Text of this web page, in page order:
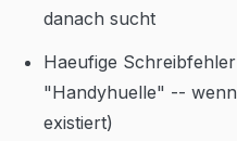
danach sucht
Haeufige
"Handyhuelle" --
existiert)